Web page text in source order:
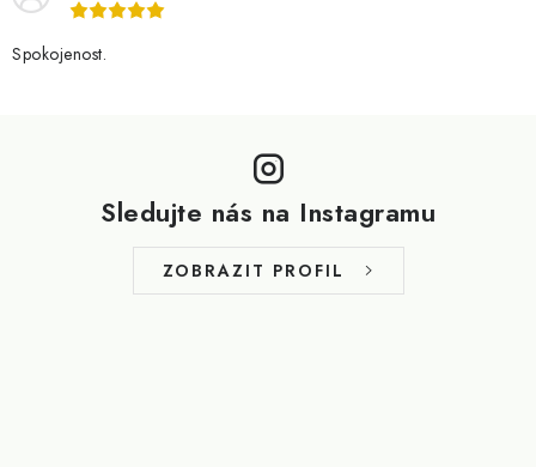
Spokojenost.
Sledujte nás na Instagramu
ZOBRAZIT PROFIL